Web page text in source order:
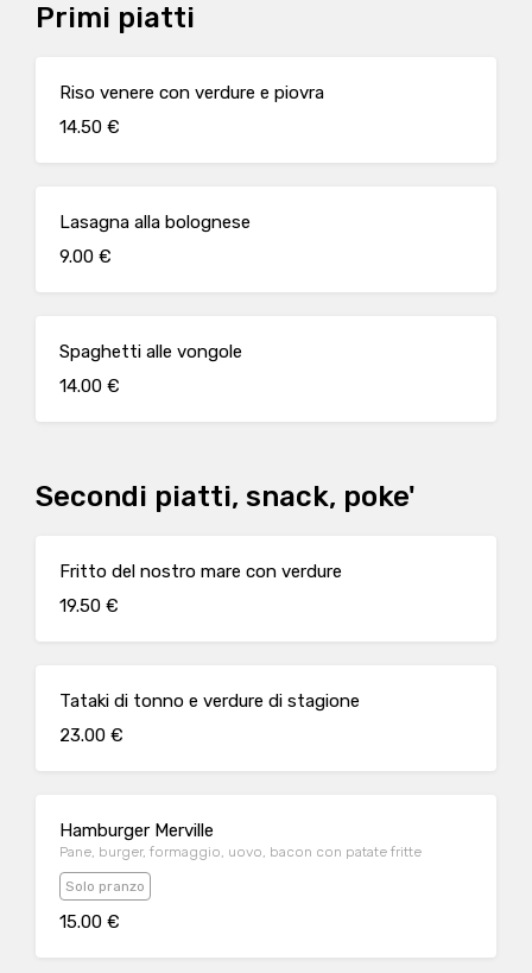
Primi piatti
Riso venere con verdure e piovra
14.50 €
Lasagna alla bolognese
9.00 €
Spaghetti alle vongole
14.00 €
Secondi piatti, snack, poke'
Fritto del nostro mare con verdure
19.50 €
Tataki di tonno e verdure di stagione
23.00 €
Hamburger Merville
Pane, burger, formaggio, uovo, bacon con patate fritte
Solo pranzo
15.00 €